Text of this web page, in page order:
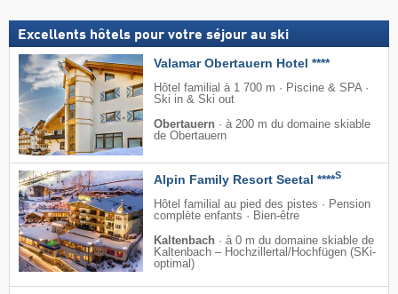
Excellents hôtels pour votre séjour au ski
Valamar Obertauern Hotel ****
Hôtel familial à 1 700 m · Piscine & SPA ·
Ski in & Ski out
Obertauern · à 200 m du domaine skiable
de Obertauern
Alpin Family Resort Seetal ****S
Hôtel familial au pied des pistes · Pension
complète enfants · Bien-être
Kaltenbach · à 0 m du domaine skiable de
Kaltenbach – Hochzillertal/​Hochfügen (SKi-
optimal)